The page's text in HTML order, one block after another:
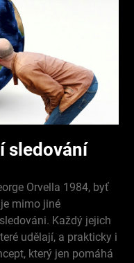
sledování
Orvella 1984, byť
mimo jiné
Každý jejich
udělají, a prakticky i
který jen pomáhá